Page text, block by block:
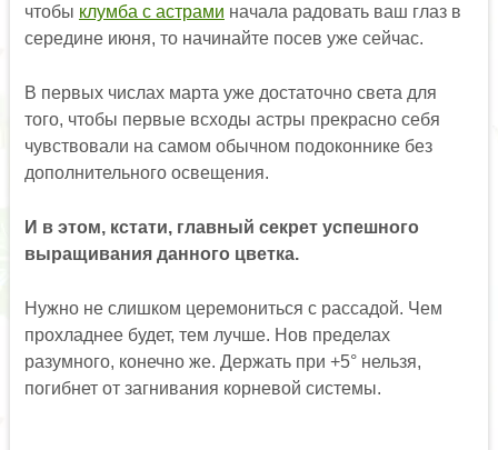
чтобы клумба с астрами начала радовать ваш глаз в
середине июня, то начинайте посев уже сейчас.
В первых числах марта уже достаточно света для
того, чтобы первые всходы астры прекрасно себя
чувствовали на самом обычном подоконнике без
дополнительного освещения.
И в этом, кстати, главный секрет успешного
выращивания данного цветка.
Нужно не слишком церемониться с рассадой. Чем
прохладнее будет, тем лучше. Нов пределах
разумного, конечно же. Держать при +5° нельзя,
погибнет от загнивания корневой системы.